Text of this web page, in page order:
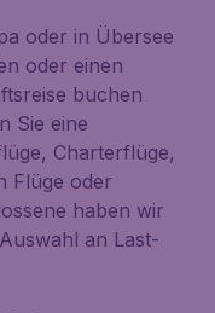
oder in Übersee
oder einen
buchen
Sie eine
Charterflüge,
Flüge oder
haben wir
an Last-